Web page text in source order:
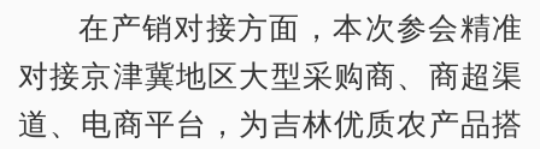
在产销对接方面，本次参会精准
对接京津冀地区大型采购商、商超渠
道、电商平台，为吉林优质农产品搭